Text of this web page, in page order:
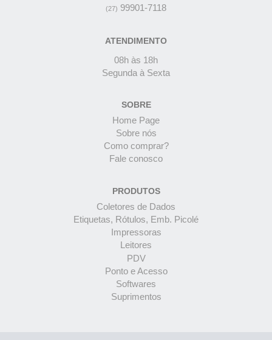
(27) 99901-7118
ATENDIMENTO
08h às 18h
Segunda à Sexta
SOBRE
Home Page
Sobre nós
Como comprar?
Fale conosco
PRODUTOS
Coletores de Dados
Etiquetas, Rótulos, Emb. Picolé
Impressoras
Leitores
PDV
Ponto e Acesso
Softwares
Suprimentos